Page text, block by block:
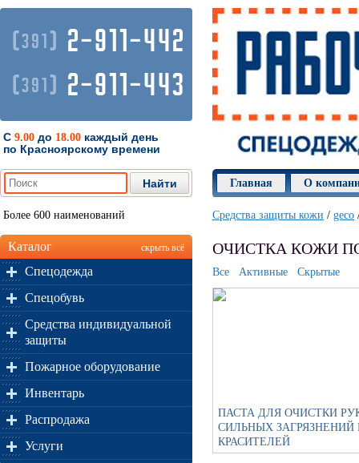
(391) 2-911-442
(391) 2-911-443
С 9.00 до 18.00 каждый день
по Красноярскому времени
Главная О
Более 600 наименований
Каталог скрыть всё
Спецодежда
Спецобувь
Средства индивидуальной
защиты
Пожарное оборудование
Инвентарь
Распродажа
Услуги
Средства защиты кожи / geco
ОЧИСТКА КОЖИ
Все Активные Скрытые
ПАСТА ДЛЯ ОЧИСТКИ
СИЛЬНЫХ ЗАГРЯЗНЕНИЙ
КРАСИТЕЛЕЙ